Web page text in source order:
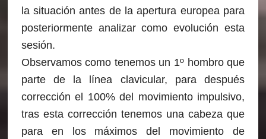
la situación antes de la apertura europea para
posteriormente analizar como evolución esta
sesión.
Observamos como tenemos un 1º hombro que
parte de la línea clavicular, para después
corrección el 100% del movimiento impulsivo,
tras esta corrección tenemos una cabeza que
para en los máximos del movimiento de